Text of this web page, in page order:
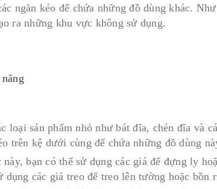
ngăn kéo để chứa những đồ dùng khác.
ra những khu vực không sử dụng.
sản phẩm nhỏ như bát đĩa, chén đĩa và
trên kệ dưới cùng để chứa những đồ dùng
bạn có thể sử dụng các giá để đựng ly
các giá treo để treo lên tường hoặc bồn